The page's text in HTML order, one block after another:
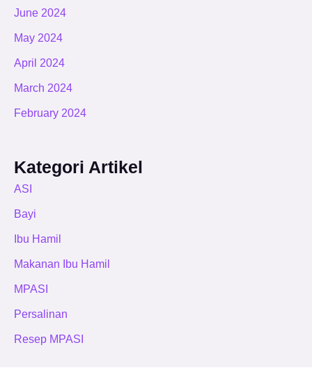
June 2024
May 2024
April 2024
March 2024
February 2024
Kategori Artikel
ASI
Bayi
Ibu Hamil
Makanan Ibu Hamil
MPASI
Persalinan
Resep MPASI